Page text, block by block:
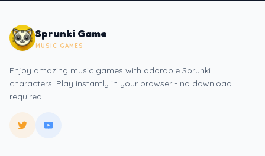
Sprunki Game
MUSIC GAMES
Enjoy amazing music games with adorable Sprunki
characters. Play instantly in your browser - no download
required!